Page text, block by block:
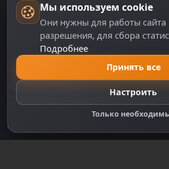
Пользовательское соглашение
Политика персональных данных
Правила оплаты
Настройки cookie
Правообладателям
Правила сообщества
Мы используем cookie
Они нужны для работы сайта
разрешения, для сбора
Подробнее
Принять все
Настроить
Только